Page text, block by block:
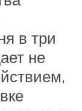
в три
не